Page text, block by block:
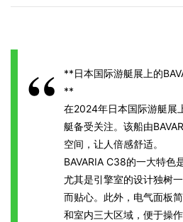
**日本国际游艇展上的
**
在2024年日本国际游艇展
艇备受关注。该船由
空间，让人倍感舒适。
BAVARIA C38的一大特色
尤其是引擎室的设计独树
而贴心。此外，电气面板
和室内三大区域，便于操作